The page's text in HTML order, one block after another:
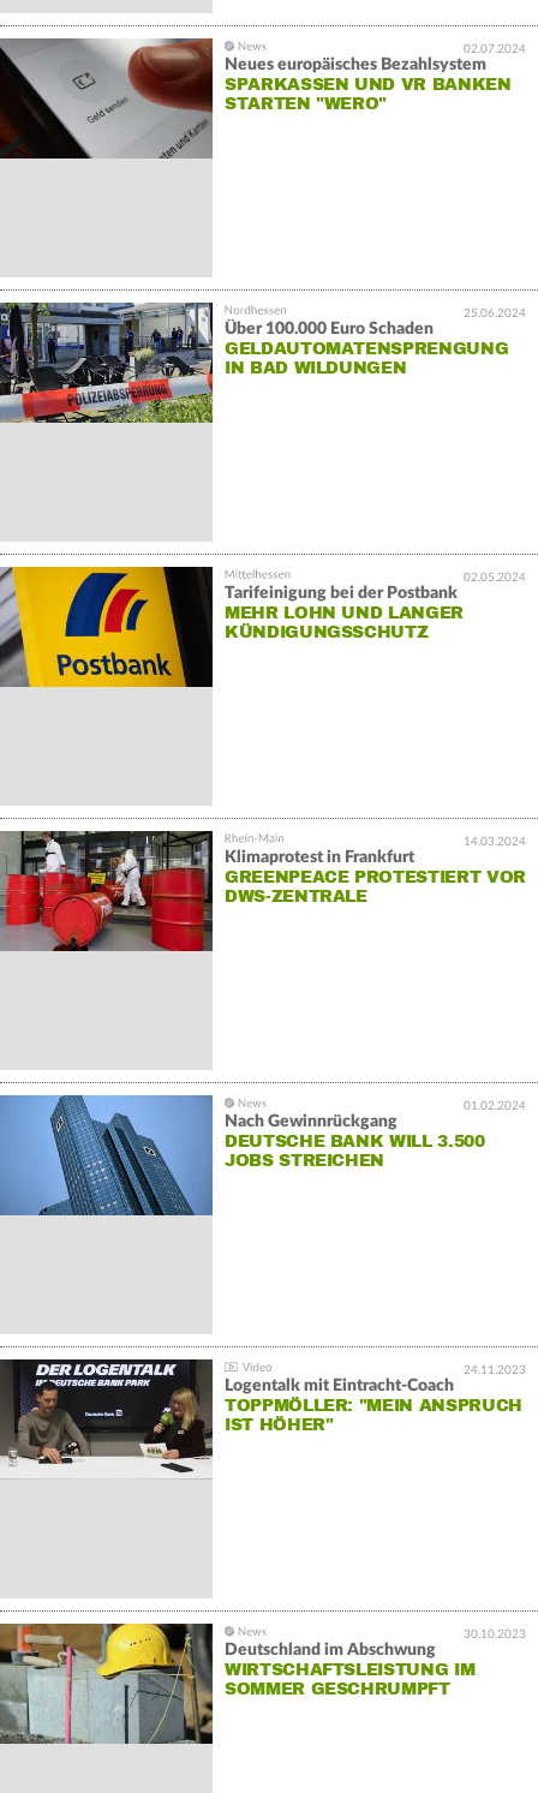
02.07.2024
Neues europäisches Bezahlsystem
SPARKASSEN UND VR BANKEN
STARTEN "WERO"
25.06.2024
Über 100.000 Euro Schaden
GELDAUTOMATENSPRENGUNG
IN BAD WILDUNGEN
02.05.2024
Tarifeinigung bei der Postbank
MEHR LOHN UND LANGER
KÜNDIGUNGSSCHUTZ
14.03.2024
Klimaprotest in Frankfurt
GREENPEACE PROTESTIERT VOR
DWS-ZENTRALE
01.02.2024
Nach Gewinnrückgang
DEUTSCHE BANK WILL 3.500
JOBS STREICHEN
24.11.2023
Logentalk mit Eintracht-Coach
TOPPMÖLLER: "MEIN ANSPRUCH
IST HÖHER"
30.10.2023
Deutschland im Abschwung
WIRTSCHAFTSLEISTUNG IM
SOMMER GESCHRUMPFT